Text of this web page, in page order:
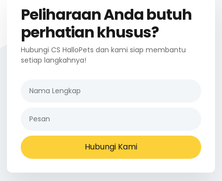
Peliharaan Anda butuh
perhatian khusus?
Hubungi CS HalloPets dan kami siap membantu
setiap langkahnya!
Hubungi Kami